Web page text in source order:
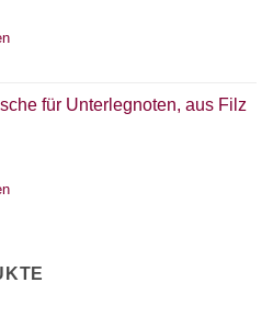
für Unterlegnoten, aus Filz